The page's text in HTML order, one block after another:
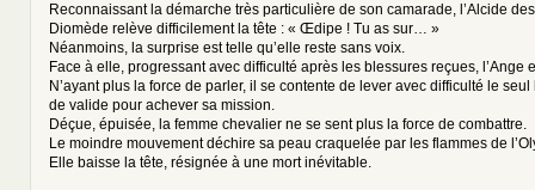
Reconnaissant la démarche très particulière de son camarade, l’Alcide
Diomède relève difficilement la tête : « Œdipe ! Tu as sur… »
Néanmoins, la surprise est telle qu’elle reste sans voix.
Face à elle, progressant avec difficulté après les blessures reçues, l’Ange
N’ayant plus la force de parler, il se contente de lever avec difficulté le seul
de valide pour achever sa mission.
Déçue, épuisée, la femme chevalier ne se sent plus la force de combattre.
Le moindre mouvement déchire sa peau craquelée par les flammes de
Elle baisse la tête, résignée à une mort inévitable.